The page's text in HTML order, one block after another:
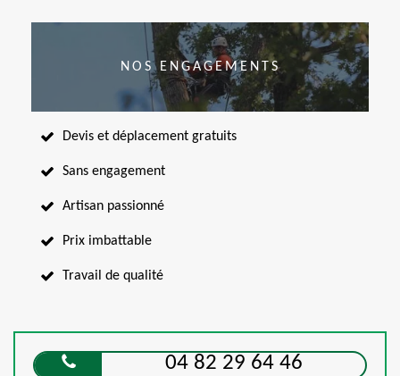
NOS ENGAGEMENTS
Devis et déplacement gratuits
Sans engagement
Artisan passionné
Prix imbattable
Travail de qualité
04 82 29 64 46